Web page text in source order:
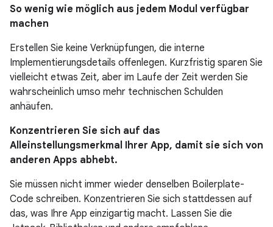
So wenig wie möglich aus jedem Modul verfügbar
machen
Erstellen Sie keine Verknüpfungen, die interne
Implementierungsdetails offenlegen. Kurzfristig sparen Sie
vielleicht etwas Zeit, aber im Laufe der Zeit werden Sie
wahrscheinlich umso mehr technischen Schulden
anhäufen.
Konzentrieren Sie sich auf das
Alleinstellungsmerkmal Ihrer App, damit sie sich von
anderen Apps abhebt.
Sie müssen nicht immer wieder denselben Boilerplate-
Code schreiben. Konzentrieren Sie sich stattdessen auf
das, was Ihre App einzigartig macht. Lassen Sie die